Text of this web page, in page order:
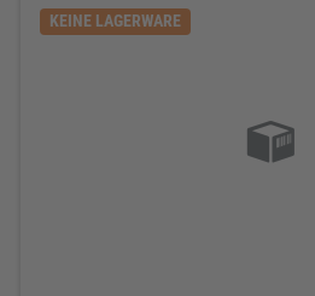
KEINE LAGERWARE